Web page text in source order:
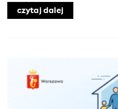
czytaj dalej